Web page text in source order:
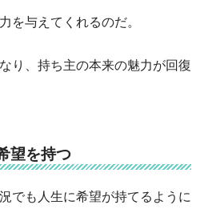
を与えてくれるのだ。
り、持ち主の本来の魅力が回復
望を持つ
でも人生に希望が持てるように